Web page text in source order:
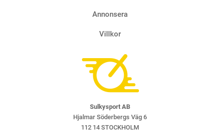
Annonsera
Villkor
Sulkysport AB
Hjalmar Söderbergs Väg 6
112 14 STOCKHOLM